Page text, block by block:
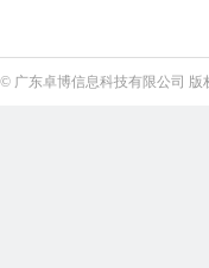
© 广东卓博信息科技有限公司 版